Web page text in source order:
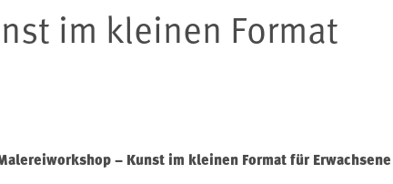
im kleinen Format
– Kunst im kleinen Format für Erwachsene